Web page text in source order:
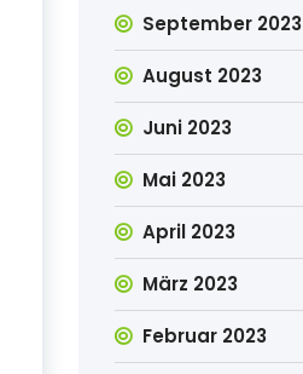
September 2023
August 2023
Juni 2023
Mai 2023
April 2023
März 2023
Februar 2023